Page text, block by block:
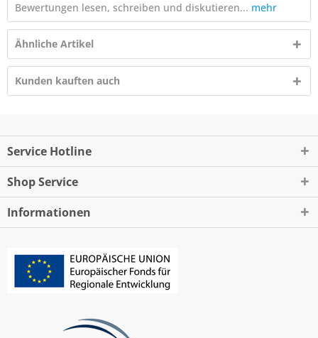
Bewertungen lesen, schreiben und diskutieren... mehr
Ähnliche Artikel
Kunden kauften auch
Service Hotline
Shop Service
Informationen